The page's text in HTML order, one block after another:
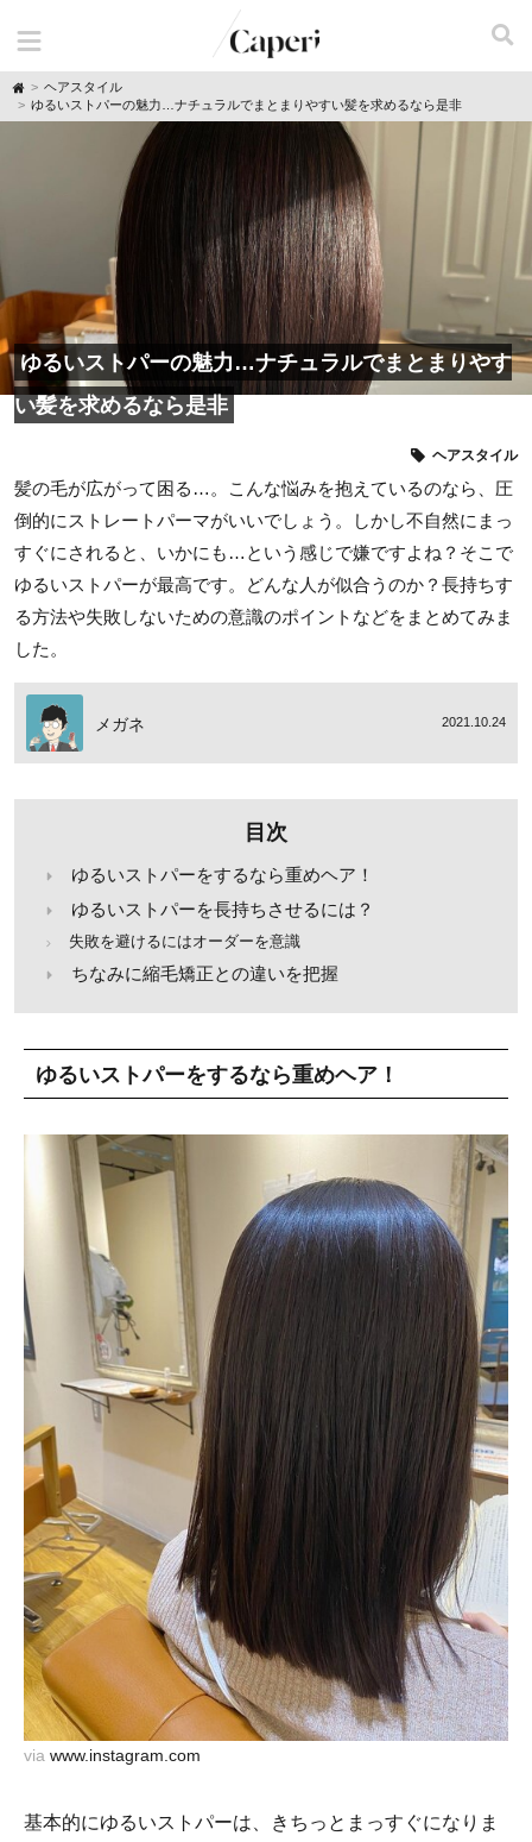
H
o
m
ヘアスタイル
ゆるいストパーの魅力…ナチュラルでまとまりやすい髪を求めるなら是非
ゆるいストパーの魅力…ナチュラルでまとまりやす
い髪を求めるなら是非
ヘアスタイル
髪の毛が広がって困る…。こんな悩みを抱えているのなら、圧
倒的にストレートパーマがいいでしょう。しかし不自然にまっ
すぐにされると、いかにも…という感じで嫌ですよね？そこで
ゆるいストパーが最高です。どんな人が似合うのか？長持ちす
る方法や失敗しないための意識のポイントなどをまとめてみま
した。
メガネ 2021.10.24
目次
ゆるいストパーをするなら重めヘア！
ゆるいストパーを長持ちさせるには？
失敗を避けるにはオーダーを意識
ちなみに縮毛矯正との違いを把握
ゆるいストパーをするなら重めヘア！
via www.instagram.com
基本的にゆるいストパーは、きちっとまっすぐになりま